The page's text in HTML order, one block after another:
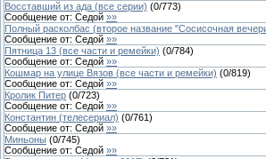
Восставший из ада (все серии) (0/773)
Сообщение от: Седой »»
Полный расколбас (второе название "Сосисочная
Сообщение от: Седой »»
Пятница 13 (все части и ремейки) (0/784)
Сообщение от: Седой »»
Кошмар на улице Вязов (все части и ремейки) (0/819)
Сообщение от: Седой »»
Кролик Питер (0/723)
Сообщение от: Седой »»
Константин (телесериал) (0/761)
Сообщение от: Седой »»
Миньоны (0/745)
Сообщение от: Седой »»